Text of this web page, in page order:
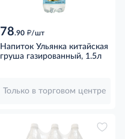
78.90 д/шт
Напиток Ульянка китайская
груша газированный, 1.5л
Только в торговом центре